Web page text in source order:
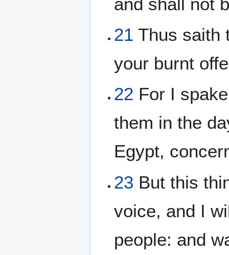
21 Thus saith
your burnt
22 For I
them in the
Egypt,
23 But this
voice, and I
people: and